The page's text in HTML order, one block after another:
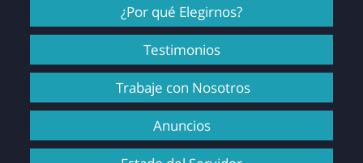
¿Por qué Elegirnos?
Testimonios
Trabaje con Nosotros
Anuncios